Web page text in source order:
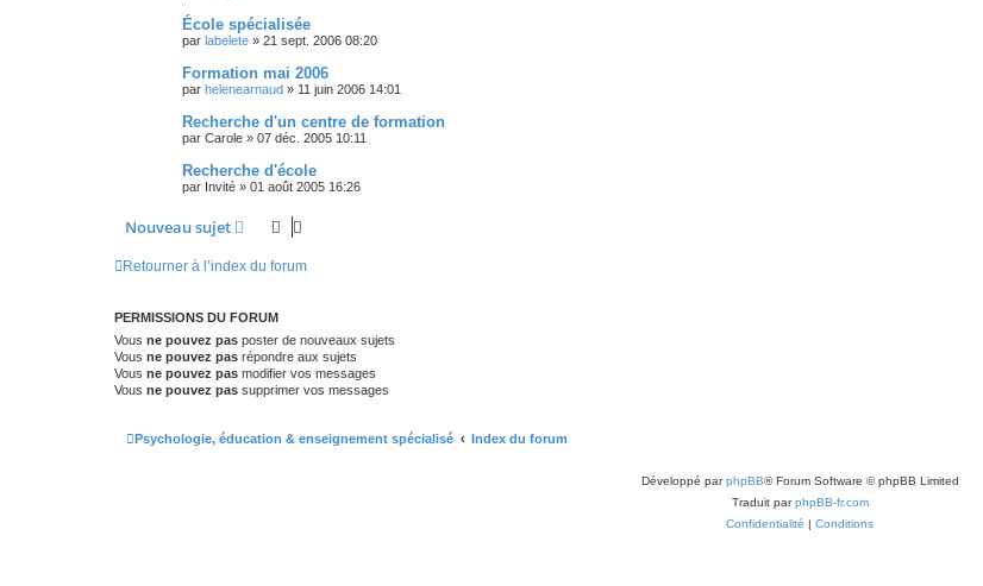
École spécialisée
par labelete » 21 sept. 2006 08:20
Formation mai 2006
par helenearnaud » 11 juin 2006 14:01
Recherche d'un centre de formation
par Carole » 07 déc. 2005 10:11
Recherche d'école
par Invité » 01 août 2005 16:26
Nouveau sujet
Retourner à l’index du forum
PERMISSIONS DU FORUM
Vous ne pouvez pas poster de nouveaux sujets
Vous ne pouvez pas répondre aux sujets
Vous ne pouvez pas modifier vos messages
Vous ne pouvez pas supprimer vos messages
Psychologie, éducation & enseignement spécialisé Index du forum
Développé parphpBB® Forum Software © phpBB Limited
Traduit parphpBB-fr.com
Confidentialité | Conditions